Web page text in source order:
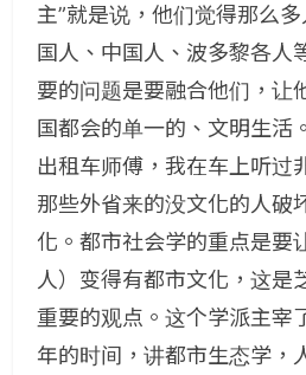
主”就是说，他们觉得那么
国人、中国人、波多黎各人
要的问题是要融合他们，让
国都会的单一的、文明生活
出租车师傅，我在车上听过
那些外省来的没文化的人破
化。都市社会学的重点是要
人）变得有都市文化，这是
重要的观点。这个学派主宰
年的时间，讲都市生态学，